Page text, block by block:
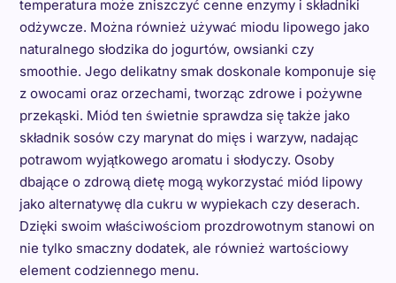
temperatura może zniszczyć cenne enzymy i składniki
odżywcze. Można również używać miodu lipowego jako
naturalnego słodzika do jogurtów, owsianki czy
smoothie. Jego delikatny smak doskonale komponuje się
z owocami oraz orzechami, tworząc zdrowe i pożywne
przekąski. Miód ten świetnie sprawdza się także jako
składnik sosów czy marynat do mięs i warzyw, nadając
potrawom wyjątkowego aromatu i słodyczy. Osoby
dbające o zdrową dietę mogą wykorzystać miód lipowy
jako alternatywę dla cukru w wypiekach czy deserach.
Dzięki swoim właściwościom prozdrowotnym stanowi on
nie tylko smaczny dodatek, ale również wartościowy
element codziennego menu.